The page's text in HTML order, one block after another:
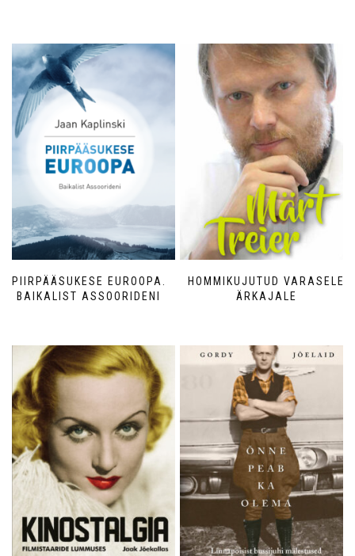
PIIRPÄÄSUKESE EUROOPA.
BAIKALIST ASSOORIDENI
HOMMIKUJUTUD VARASELE
ÄRKAJALE